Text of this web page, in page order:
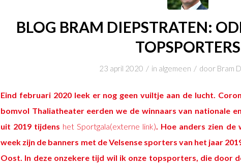
BLOG BRAM DIEPSTRATEN:
TOPSPORTERS
23 april 2020 / in algemeen / door Bram
Eind februari 2020 leek er nog geen vuiltje aan de lucht.
bomvol Thaliatheater eerden we de winnaars van nationale
uit 2019 tijdens het Sportgala(externe link). Hoe anders zien de
week zijn de banners met de Velsense sporters van het jaar
Oost. In deze onzekere tijd wil ik onze topsporters, die door